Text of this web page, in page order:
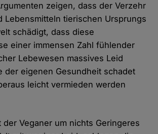
zeigen, dass der Verzehr
Lebensmitteln tierischen Ursprungs
schädigt, dass diese
einer immensen Zahl fühlender
Lebewesen massives Leid
der eigenen Gesundheit schadet
leicht vermieden werden
der Veganer um nichts Geringeres